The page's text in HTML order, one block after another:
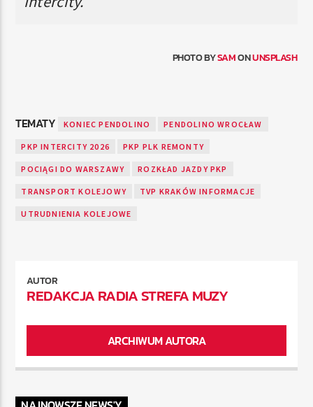
PHOTO BYSAMONUNSPLASH
TEMATY KONIEC PENDOLINO PENDOLINO WROCŁAW
PKP INTERCITY 2026 PKP PLK REMONTY
POCIĄGI DO WARSZAWY ROZKŁAD JAZDY PKP
TRANSPORT KOLEJOWY TVP KRAKÓW INFORMACJE
UTRUDNIENIA KOLEJOWE
AUTOR
REDAKCJA RADIA STREFA MUZY
ARCHIWUM AUTORA